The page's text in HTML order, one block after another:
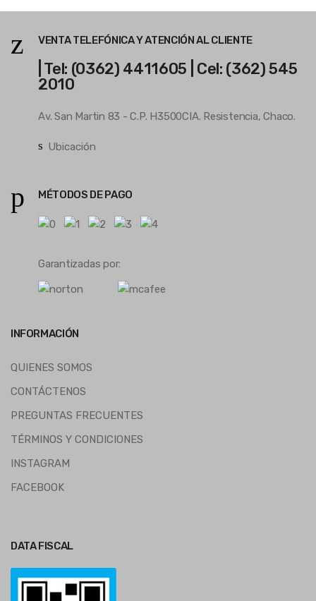
VENTA TELEFÓNICA Y ATENCIÓN AL CLIENTE
| Tel: (0362) 4411605 | Cel: (362) 545
2010
Av. San Martin 83 - C.P. H3500CIA. Resistencia, Chaco.
Ubicación
MÉTODOS DE PAGO
Garantizadas por:
INFORMACIÓN
QUIENES SOMOS
CONTÁCTENOS
PREGUNTAS FRECUENTES
TÉRMINOS Y CONDICIONES
INSTAGRAM
FACEBOOK
DATA FISCAL